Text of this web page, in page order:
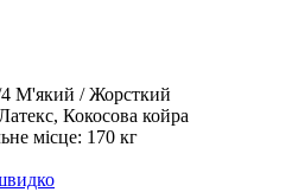
4 М'який / Жорсткий
Кокосова койра
місце: 170 кг